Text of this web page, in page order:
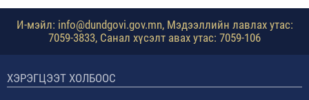
ӨРГӨДӨЛ ГОМДЛЫН
ШИЙДВЭРЛЭЛТ
И-мэйл: info@dundgovi.gov.mn, Мэдээллийн лавлах утас:
7059-3833, Санал хүсэлт авах утас: 7059-106
ХЭРЭГЦЭЭТ ХОЛБООС